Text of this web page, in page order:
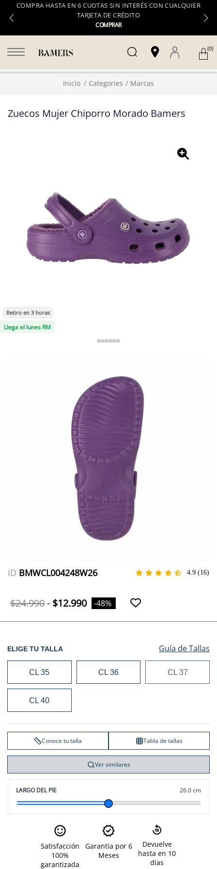
COMPRA HASTA EN 6 CUOTAS SIN INTERÉS CON CUALQUIER
TARJETA DE CRÉDITO
COMPRAR
(0)
Inicio Categories Marcas
Zuecos Mujer Chiporro Morado Bamers
Retiro en 3 horas
Llega el lunes RM
ID BMWCL004248W26 4.9 (16)
$24.990- $12.990 -48%
ELIGE TU TALLA Guía de Tallas
CL 35 CL 36 CL 37
CL 40
Conoce tu talla Tabla de tallas
Ver similares
LARGO DEL PIE 26.0 cm
Satisfacción
100%
garantizada
Garantía por 6
Meses
Devuelve
hasta en 10
días